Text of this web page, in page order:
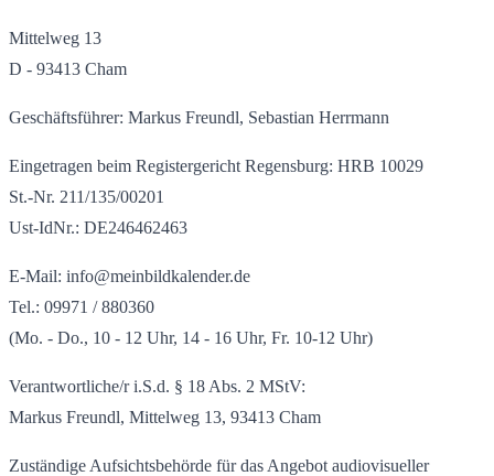
Mittelweg 13
D - 93413 Cham
Geschäftsführer: Markus Freundl, Sebastian Herrmann
Eingetragen beim Registergericht Regensburg: HRB 10029
St.-Nr. 211/135/00201
Ust-IdNr.: DE246462463
E-Mail: info@meinbildkalender.de
Tel.: 09971 / 880360
(Mo. - Do., 10 - 12 Uhr, 14 - 16 Uhr, Fr. 10-12 Uhr)
Verantwortliche/r i.S.d. § 18 Abs. 2 MStV:
Markus Freundl, Mittelweg 13, 93413 Cham
Zuständige Aufsichtsbehörde für das Angebot audiovisueller